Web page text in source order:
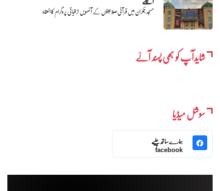
مسجد جمکران میں قرآنی صلاحیتوں کے آٹھویں ترقیاتی پروگرام کا انعقاد
شایدآپ کو بھی پسند آئے
سوشل میڈیا
ہمارے ساتھ چلیے
facebook